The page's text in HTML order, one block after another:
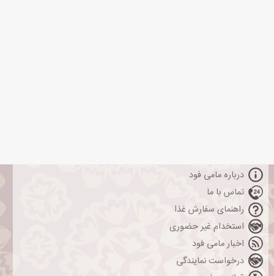
درباره مامی فود
تماس با ما
راهنمای سفارش غذا
استخدام غیر حضوری
اخبار مامی فود
درخواست نمایندگی